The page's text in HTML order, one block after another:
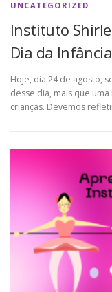
UNCATEGORIZED
Instituto
Dia da Infância
Hoje, dia 24 de agosto,
desse dia, mais que
crianças. Devemos